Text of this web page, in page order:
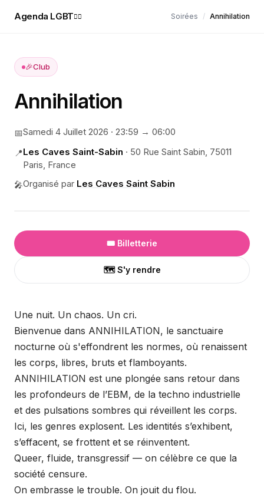
Agenda LGBT🏳️‍🌈 Soirées / Annihilation
🎉Club
Annihilation
📅Samedi 4 Juillet 2026 · 23:59 → 06:00
📍Les Caves Saint-Sabin · 50 Rue Saint Sabin, 75011
Paris, France
🎤Organisé par Les Caves Saint Sabin
🎟️ Billetterie
🗺️ S'y rendre
Une nuit. Un chaos. Un cri.
Bienvenue dans ANNIHILATION, le sanctuaire
nocturne où s'effondrent les normes, où renaissent
les corps, libres, bruts et flamboyants.
ANNIHILATION est une plongée sans retour dans
les profondeurs de l’EBM, de la techno industrielle
et des pulsations sombres qui réveillent les corps.
Ici, les genres explosent. Les identités s’exhibent,
s’effacent, se frottent et se réinventent.
Queer, fluide, transgressif — on célèbre ce que la
société censure.
On embrasse le trouble. On jouit du flou.